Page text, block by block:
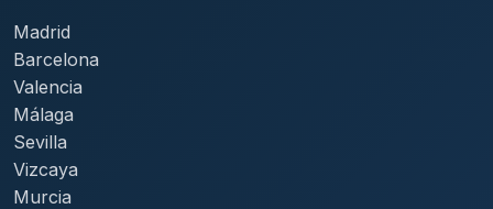
Madrid
Barcelona
Valencia
Málaga
Sevilla
Vizcaya
Murcia